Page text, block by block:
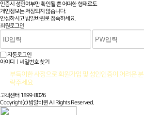
인증시 성인여부만 확인될 뿐어떠한 형태로도
개인정보는 저장되지 않습니다.
안심하시고 밤알바퀸로 접속하세요.
회원로그인
자동로그인
아이디ㅣ비밀번호 찾기
부득이한 사정으로 회원가입 및 성인인증이 어려운
락주세요
고객센터 1899-8026
Copyright(c) 밤알바퀸 All Rights Reserved.